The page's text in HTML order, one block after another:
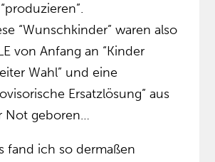
“Wunschkinder” waren also
von Anfang an “Kinder
Wahl” und eine
Ersatzlösung” aus
Not geboren…
fand ich so dermaßen